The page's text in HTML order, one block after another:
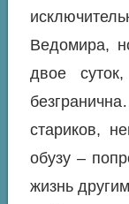
Ведомира,
двое
стариков,
обузу –
жизнь